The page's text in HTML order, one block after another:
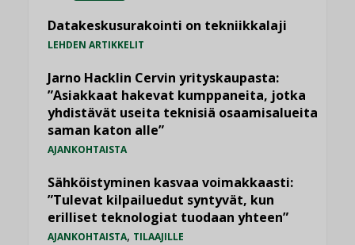
Datakeskusurakointi on tekniikkalaji
LEHDEN ARTIKKELIT
Jarno Hacklin Cervin yrityskaupasta:
”Asiakkaat hakevat kumppaneita, jotka
yhdistävät useita teknisiä osaamisalueita
saman katon alle”
AJANKOHTAISTA
Sähköistyminen kasvaa voimakkaasti:
”Tulevat kilpailuedut syntyvät, kun
erilliset teknologiat tuodaan yhteen”
AJANKOHTAISTA, TILAAJILLE